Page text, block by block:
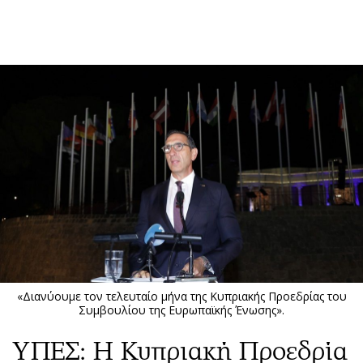
ΚΑΤΗΓΟΡΙΕΣ ΣΥΝΔΕΣΗ
Παιδεία
Υγεία
Βουλευτικές 2026
Εκλογές 2024
Προεδρικές 2023
Διπλωματία
Απόψεις
Αρθρογραφία
The Hill
Υγεία
Αγγελίες
Ενοικιάζονται
Πωλούνται
Θέσεις εργασίας
«Διανύουμε τον τελευταίο μήνα της Κυπριακής Προεδρίας του
Συμβουλίου της Ευρωπαϊκής Ένωσης».
ΥΠΕΣ: Η Κυπριακή Προεδρία